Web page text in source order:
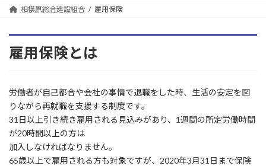
相模原総合建設組合 雇用保険
雇用保険とは
労働者が自己都合や会社の事情で退職をした時、生活の安定を図
りながら再就職を支援する制度です。
31日以上引き続き雇用される見込みがあり、1週間の所定労働時間
が20時間以上の方は
加入しなければなりません。
65歳以上で雇用される方も対象ですが、2020年3月31日まで保険